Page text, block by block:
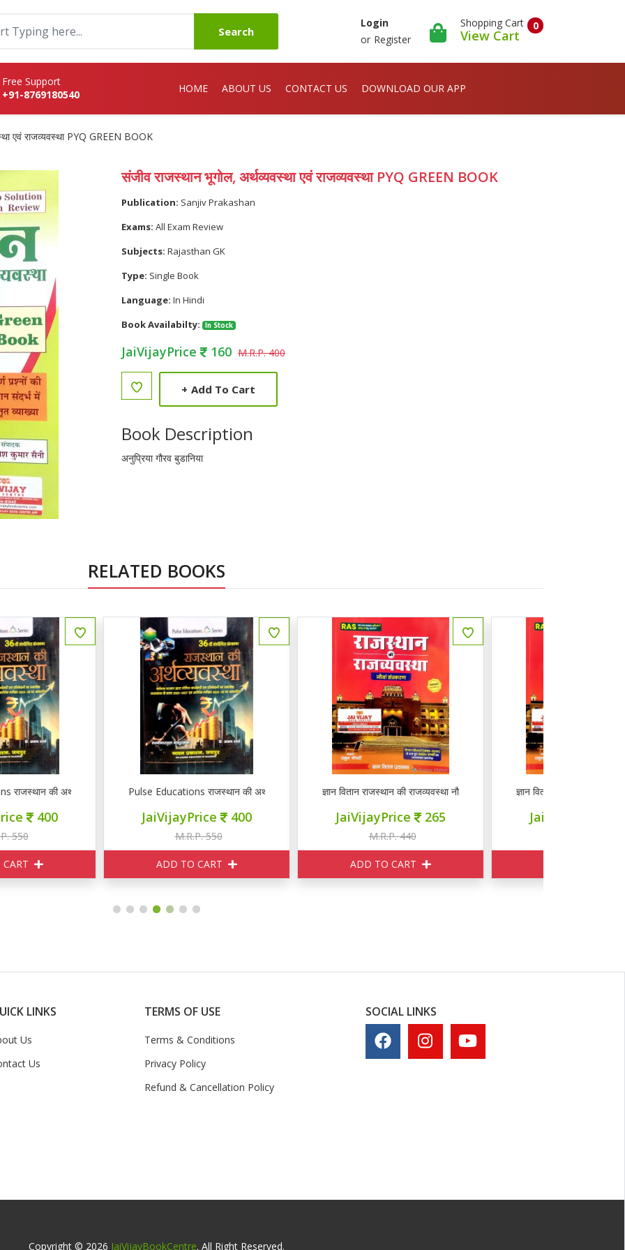
Search
Login
or Register
0
Shopping Cart
View Cart
Free Support
+91-8769180540
HOME ABOUT US CONTACT US DOWNLOAD OUR APP
एवं राजव्यवस्था PYQ GREEN BOOK
संजीव राजस्थान भूगोल, अर्थव्यवस्था एवं राजव्यवस्था PYQ GREEN BOOK
Publication: Sanjiv Prakashan
Exams: All Exam Review
Subjects: Rajasthan GK
Type: Single Book
Language: In Hindi
Book Availabilty:
In Stock
JaiVijayPrice 160 M.R.P. 400
+ Add To Cart
Book Description
अनुप्रिया गौरव बुडानिया
RELATED BOOKS
Educations राजस्थान की अर्थव्यवस्था
JaiVijayPrice
ADD TO CART
ज्ञान वितान राजस्थान की राजव्यवस्था नौवां संस्करण
JaiVijayPrice
ADD TO CART
ज्ञान वितान राजस्थान की राजव्यवस्था नौवां संस्करण
JaiVijayPrice
ADD TO CART
LINKS
Us
Us
TERMS OF USE
Terms & Conditions
Privacy Policy
Refund & Cancellation Policy
SOCIAL LINKS
Copyright © 2026 JaiVijayBookCentre. All Right Reserved.